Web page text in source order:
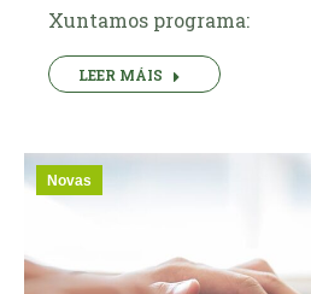
Xuntamos programa:
LEER MÁIS
Novas